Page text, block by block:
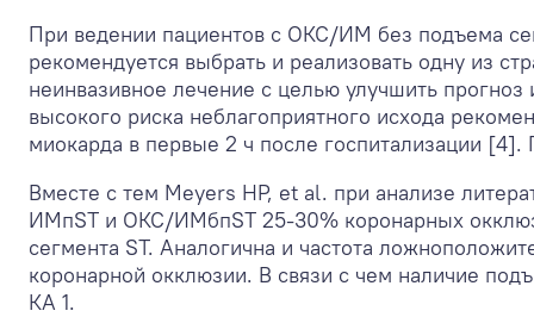
При ведении пациентов с ОКС/ИМ без подъема
рекомендуется выбрать и реализовать одну из
неинвазивное лечение с целью улучшить
высокого риска неблагоприятного исхода
миокарда в первые 2 ч после госпитализации
Вместе с тем Meyers HP, et al. при анализе
ИМпST и ОКС/ИМбпST 25-30% коронарных
сегмента ST. Аналогична и частота
коронарной окклюзии. В связи с чем наличие
КА 1.